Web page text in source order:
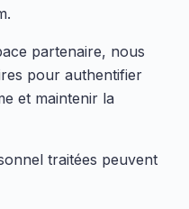
partenaire, nous
pour authentifier
et maintenir la
traitées peuvent